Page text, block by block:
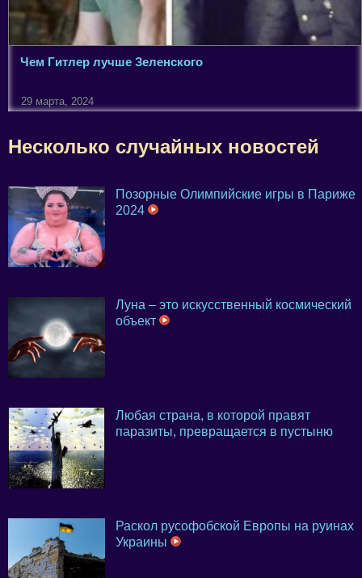
Чем Гитлер лучше Зеленского
29 марта, 2024
Несколько случайных новостей
Позорные Олимпийские игры в Париже
2024
Луна – это искусственный космический
объект
Любая страна, в которой правят
паразиты, превращается в пустыню
Раскол русофобской Европы на руинах
Украины